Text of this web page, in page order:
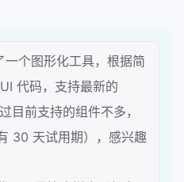
一个图形化工具，根据简
代码，支持最新的
目前支持的组件不多，
30 天试用期），感兴趣